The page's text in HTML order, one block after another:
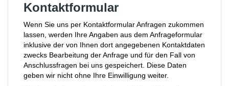
Kontaktformular
Wenn Sie uns per Kontaktformular Anfragen zukommen
lassen, werden Ihre Angaben aus dem Anfrageformular
inklusive der von Ihnen dort angegebenen Kontaktdaten
zwecks Bearbeitung der Anfrage und für den Fall von
Anschlussfragen bei uns gespeichert. Diese Daten
geben wir nicht ohne Ihre Einwilligung weiter.